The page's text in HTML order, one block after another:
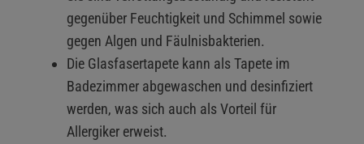
gegenüber Feuchtigkeit und Schimmel sowie
gegen Algen und Fäulnisbakterien.
Die Glasfasertapete kann als Tapete im
Badezimmer abgewaschen und desinfiziert
werden, was sich auch als Vorteil für
Allergiker erweist.